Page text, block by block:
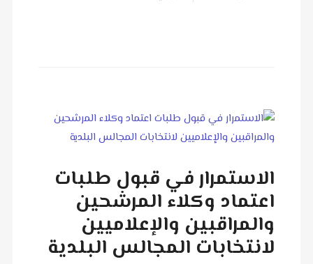
الاستمرار في قبول طلبات
اعتماد وكلاء المرشحين
والمراقبين والإعلاميين
لانتخابات المجالس البلدية